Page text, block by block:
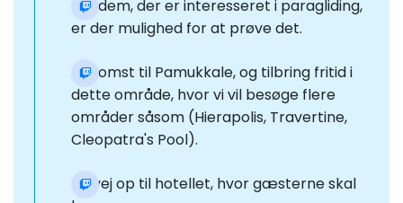
For dem, der er interesseret i paragliding,
er der mulighed for at prøve det.
Ankomst til Pamukkale, og tilbring fritid i
dette område, hvor vi vil besøge flere
områder såsom (Hierapolis, Travertine,
Cleopatra's Pool).
På vej op til hotellet, hvor gæsterne skal